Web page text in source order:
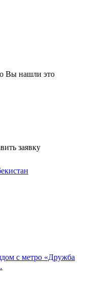
Вы нашли это
заявку
с метро «Дружба